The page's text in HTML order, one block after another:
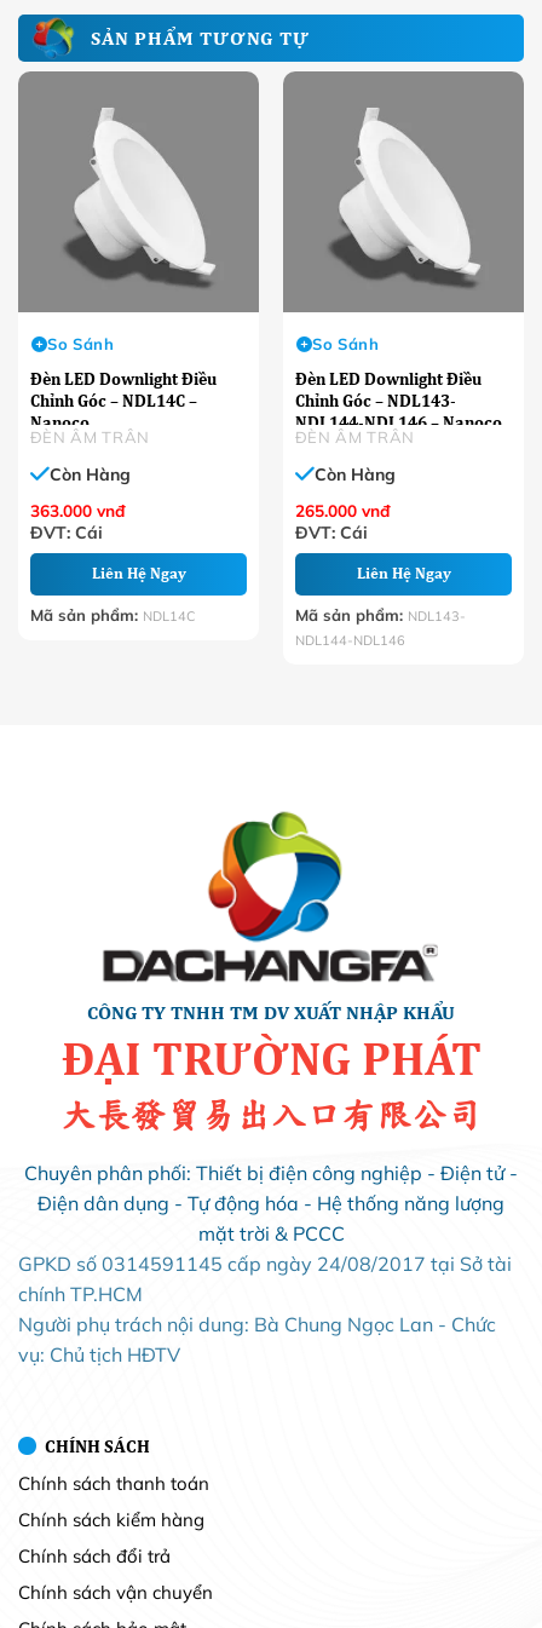
SẢN PHẨM TƯƠNG TỰ
ĐÈN ÂM TRÂN
Đèn LED Downlight Điều
Chỉnh Góc – NDL14C –
Nanoco
So Sánh
Còn Hàng
363.000 vnđ
ĐVT: Cái
Liên Hệ Ngay
Mã sản phẩm: NDL14C
ĐÈN ÂM TRÂN
Đèn LED Downlight Điều
Chỉnh Góc – NDL143-
NDL144-NDL146 – Nanoco
So Sánh
Còn Hàng
265.000 vnđ
ĐVT: Cái
Liên Hệ Ngay
Mã sản phẩm: NDL143-
NDL144-NDL146
CÔNG TY TNHH TM DV XUẤT NHẬP KHẨU
ĐẠI TRƯỜNG PHÁT
大長發貿易出入口有限公司
Chuyên phân phối: Thiết bị điện công nghiệp - Điện tử -
Điện dân dụng - Tự động hóa - Hệ thống năng lượng
mặt trời & PCCC
GPKD số 0314591145 cấp ngày 24/08/2017 tại Sở tài
chính TP.HCM
Người phụ trách nội dung: Bà Chung Ngọc Lan - Chức
vụ: Chủ tịch HĐTV
CHÍNH SÁCH
Chính sách thanh toán
Chính sách kiểm hàng
Chính sách đổi trả
Chính sách vận chuyển